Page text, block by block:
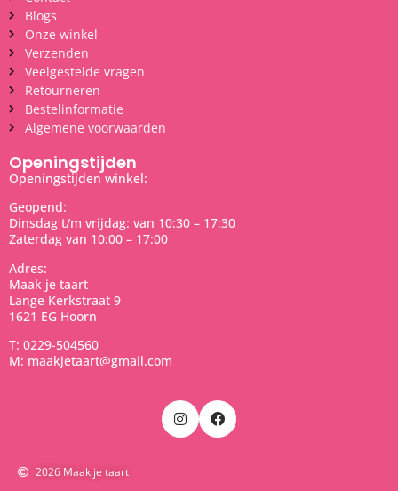
Blogs
Onze winkel
Verzenden
Veelgestelde vragen
Retourneren
Bestelinformatie
Algemene voorwaarden
Openingstijden
Openingstijden winkel:
Geopend:
Dinsdag t/m vrijdag: van 10:30 – 17:30
Zaterdag van 10:00 – 17:00
Adres:
Maak je taart
Lange Kerkstraat 9
1621 EG Hoorn
T: 0229-504560
M: maakjetaart@gmail.com
2026 Maak je taart